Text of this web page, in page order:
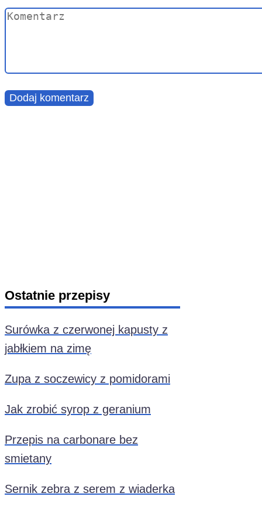
Ostatnie przepisy
Surówka z czerwonej kapusty z
jabłkiem na zimę
Zupa z soczewicy z pomidorami
Jak zrobić syrop z geranium
Przepis na carbonare bez
smietany
Sernik zebra z serem z wiaderka